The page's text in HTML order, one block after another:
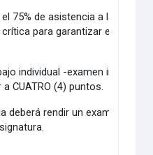
75% de asistencia a las
para garantizar el
individual -examen
CUATRO (4) puntos.
deberá rendir un examen final